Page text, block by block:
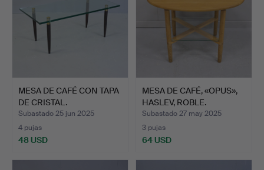
MESA DE CAFÉ CON TAPA
DE CRISTAL.
Subastado 25 jun 2025
4 pujas
48 USD
MESA DE CAFÉ, «OPUS»,
HASLEV, ROBLE.
Subastado 27 may 2025
3 pujas
64 USD